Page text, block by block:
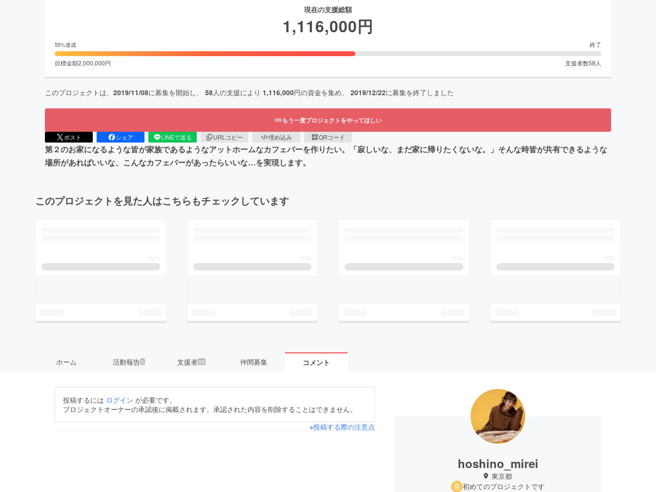
現在の支援総額
1,116,000円
55%達成 終了
目標金額2,000,000円 支援者数58 人
このプロジェクトは、 2019/11/08に募集を開始し、 58人の支援により 1,116,000円の資金を集め、 2019/12/22に募集を終了しました
もう一度プロジェクトをやってほしい
ポスト シェア LINEで送る URLコピー 埋め込み QRコード
第２のお家になるような皆が家族であるようなアットホームなカフェバーを作りたい。「寂しいな、まだ家に帰りたくないな。」そんな時皆が共有できるような
場所があればいいな、こんなカフェバーがあったらいいな…を実現します。
このプロジェクトを見た人はこちらもチェックしています
ホーム 活動報告5 支援者58 仲間募集 コメント
投稿するには ログイン が必要です。
プロジェクトオーナーの承認後に掲載されます。承認された内容を削除することはできません。
※投稿する際の注意点
hoshino_mirei
東京都
初めてのプロジェクトです